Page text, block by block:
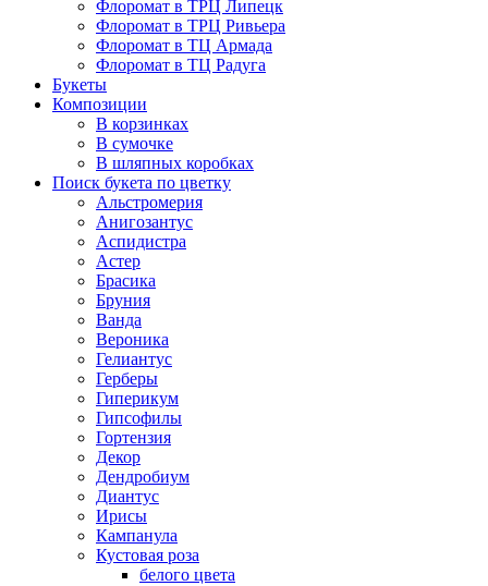
Флоромат в ТРЦ Липецк
Флоромат в ТРЦ Ривьера
Флоромат в ТЦ Армада
Флоромат в ТЦ Радуга
Букеты
Композиции
В корзинках
В сумочке
В шляпных коробках
Поиск букета по цветку
Альстромерия
Анигозантус
Аспидистра
Астер
Брасика
Бруния
Ванда
Вероника
Гелиантус
Герберы
Гиперикум
Гипсофилы
Гортензия
Декор
Дендробиум
Диантус
Ирисы
Кампанула
Кустовая роза
белого цвета